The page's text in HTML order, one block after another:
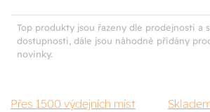
Top produkty jsou řazeny dle prodejnosti a
dostupnosti, dále jsou náhodně přidány
novinky.
Přes 1500 výdejních míst